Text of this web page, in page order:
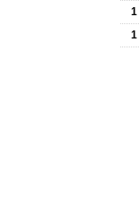
1
1